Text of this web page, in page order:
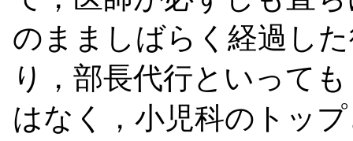
のまましばらく経過し
り，部長代行といって
はなく，小児科のトッ